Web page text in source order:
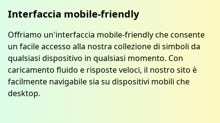
Interfaccia mobile-friendly
Offriamo un'interfaccia mobile-friendly che consente
un facile accesso alla nostra collezione di simboli da
qualsiasi dispositivo in qualsiasi momento. Con
caricamento fluido e risposte veloci, il nostro sito è
facilmente navigabile sia su dispositivi mobili che
desktop.